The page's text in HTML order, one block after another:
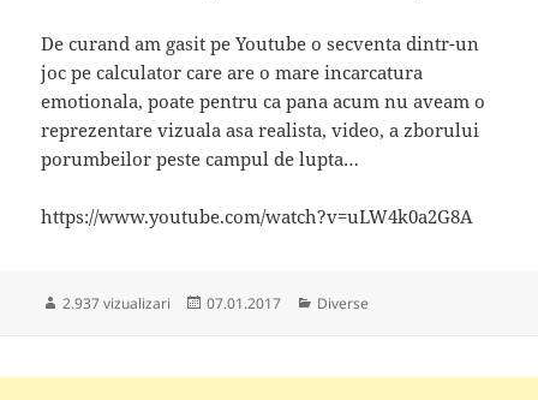
De curand am gasit pe Youtube o secventa dintr-un
joc pe calculator care are o mare incarcatura
emotionala, poate pentru ca pana acum nu aveam o
reprezentare vizuala asa realista, video, a zborului
porumbeilor peste campul de lupta…
https://www.youtube.com/watch?v=uLW4k0a2G8A
2.937 vizualizari
Publicat
07.01.2017 Categorii
Diverse